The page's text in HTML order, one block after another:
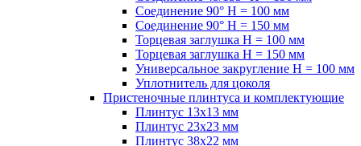
Соединение 90° H = 100 мм
Соединение 90° H = 150 мм
Торцевая заглушка H = 100 мм
Торцевая заглушка H = 150 мм
Универсальное закругление H = 100 мм
Уплотнитель для цоколя
Пристеночные плинтуса и комплектующие
Плинтус 13х13 мм
Плинтус 23х23 мм
Плинтус 38х22 мм